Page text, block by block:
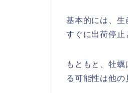
基本的には、生
すぐに出荷停止
もともと、牡
る可能性は他の